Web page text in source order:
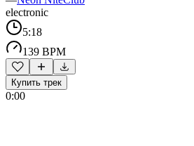
electronic
5:18
139 BPM
Купить трек
0:00